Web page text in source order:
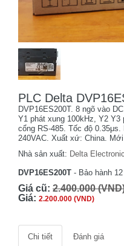
PLC Delta
DVP16ES200T. 8 ngõ vào
Y1 phát xung 100kHz, Y2 Y3
cổng RS-485. Tốc độ
240VAC. Xuất xứ: China.
Nhà sản xuất: Delta
DVP16ES200T - Bảo hành
Giá cũ: 2.400.000
Giá: 2.200.000 (VND)
Chi tiết Đánh giá